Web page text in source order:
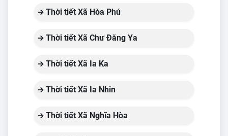
Thời tiết Xã Hòa Phú
Thời tiết Xã Chư Đăng Ya
Thời tiết Xã Ia Ka
Thời tiết Xã Ia Nhin
Thời tiết Xã Nghĩa Hòa